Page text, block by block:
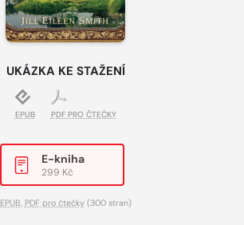
UKÁZKA KE STAŽENÍ
EPUB PDF PRO ČTEČKY
E-kniha
299 Kč
EPUB, PDF pro čtečky(300 stran)